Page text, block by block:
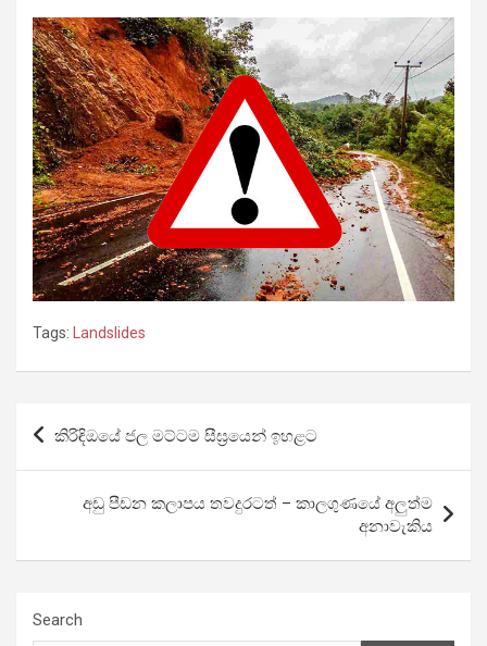
Tags: Landslides
Post
navigation
කිරිඳිඔයේ ජල මට්ටම සීඝ්‍රයෙන් ඉහළට
අඩු පීඩන කලාපය තවදුරටත් – කාලගුණයේ අලුත්ම
අනාවැකිය
Search